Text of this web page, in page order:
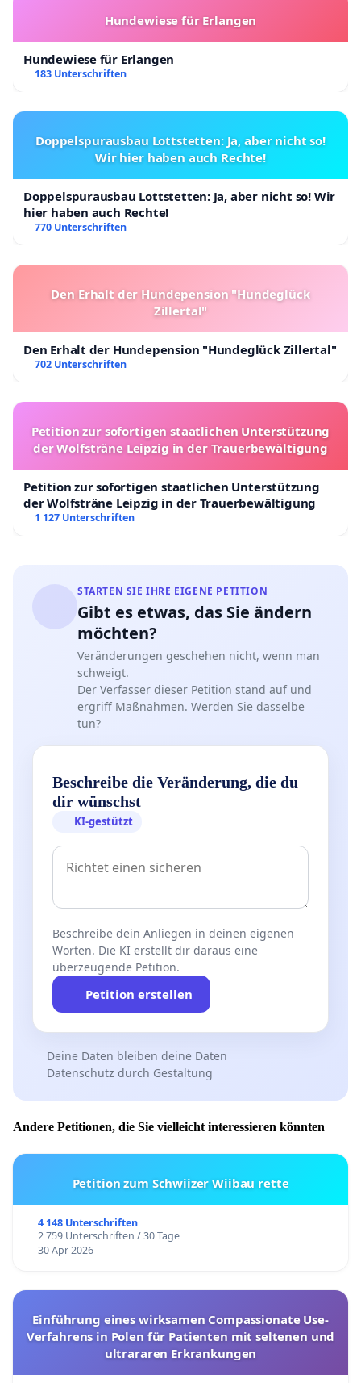
Hundewiese für Erlangen
Hundewiese für Erlangen
183 Unterschriften
Doppelspurausbau Lottstetten: Ja, aber nicht so!
Wir hier haben auch Rechte!
Doppelspurausbau Lottstetten: Ja, aber nicht so! Wir
hier haben auch Rechte!
770 Unterschriften
Den Erhalt der Hundepension "Hundeglück
Zillertal"
Den Erhalt der Hundepension "Hundeglück Zillertal"
702 Unterschriften
Petition zur sofortigen staatlichen Unterstützung
der Wolfsträne Leipzig in der Trauerbewältigung
Petition zur sofortigen staatlichen Unterstützung
der Wolfsträne Leipzig in der Trauerbewältigung
1 127 Unterschriften
STARTEN SIE IHRE EIGENE PETITION
Gibt es etwas, das Sie ändern
möchten?
Veränderungen geschehen nicht, wenn man
schweigt.
Der Verfasser dieser Petition stand auf und
ergriff Maßnahmen. Werden Sie dasselbe
tun?
Beschreibe die Veränderung, die du
dir wünschst
KI-gestützt
Beschreibe dein Anliegen in deinen eigenen
Worten. Die KI erstellt dir daraus eine
überzeugende Petition.
Petition erstellen
Deine Daten bleiben deine Daten
Datenschutz durch Gestaltung
Andere Petitionen, die Sie vielleicht interessieren könnten
Petition zum Schwiizer Wiibau rette
4 148 Unterschriften
2 759 Unterschriften / 30 Tage
30 Apr 2026
Einführung eines wirksamen Compassionate Use-
Verfahrens in Polen für Patienten mit seltenen und
ultrararen Erkrankungen